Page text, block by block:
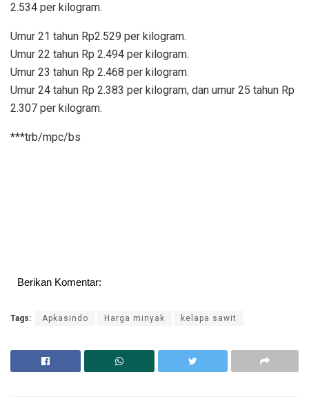
2.534 per kilogram.
Umur 21 tahun Rp2.529 per kilogram.
Umur 22 tahun Rp 2.494 per kilogram.
Umur 23 tahun Rp 2.468 per kilogram.
Umur 24 tahun Rp 2.383 per kilogram, dan umur 25 tahun Rp
2.307 per kilogram.
***trb/mpc/bs
Berikan Komentar:
Tags: Apkasindo Harga minyak kelapa sawit